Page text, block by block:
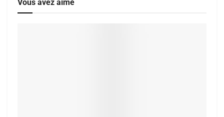
Vous avez aimé